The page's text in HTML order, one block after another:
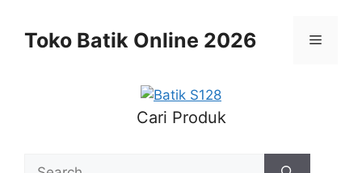
contentToko Batik Online 2026 Menu
Cari Produk